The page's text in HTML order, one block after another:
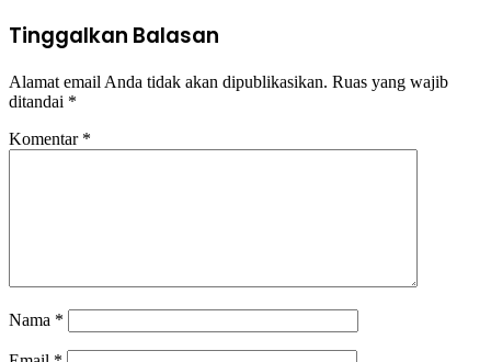
Tinggalkan Balasan
Alamat email Anda tidak akan dipublikasikan. Ruas yang wajib
ditandai *
Komentar *
Nama *